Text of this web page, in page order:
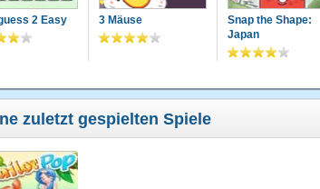
2 Easy 3 Mäuse
Snap the Shape:
Japan
zuletzt gespielten Spiele